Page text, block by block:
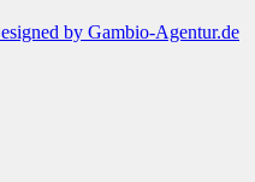
by Gambio-Agentur.de